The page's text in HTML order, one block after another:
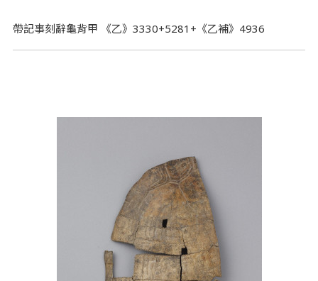
帶記事刻辭龜背甲 《乙》3330+5281+《乙補》4936